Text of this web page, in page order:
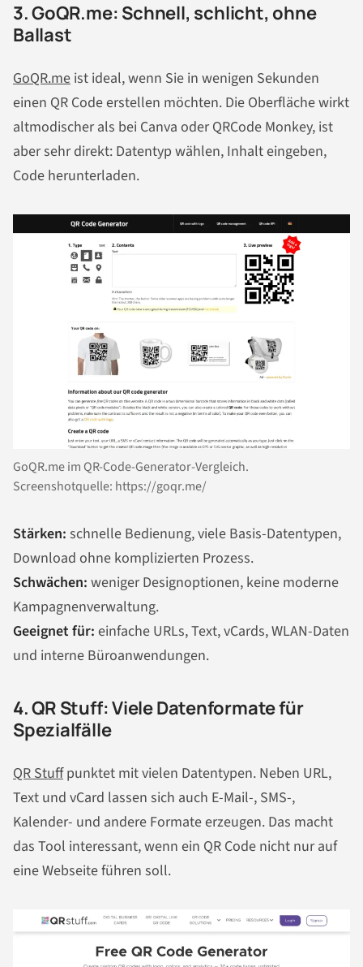
3. GoQR.me: Schnell, schlicht, ohne
Ballast
GoQR.me ist ideal, wenn Sie in wenigen Sekunden
einen QR Code erstellen möchten. Die Oberfläche wirkt
altmodischer als bei Canva oder QRCode Monkey, ist
aber sehr direkt: Datentyp wählen, Inhalt eingeben,
Code herunterladen.
GoQR.me im QR-Code-Generator-Vergleich.
Screenshotquelle: https://goqr.me/
Stärken: schnelle Bedienung, viele Basis-Datentypen,
Download ohne komplizierten Prozess.
Schwächen: weniger Designoptionen, keine moderne
Kampagnenverwaltung.
Geeignet für: einfache URLs, Text, vCards, WLAN-Daten
und interne Büroanwendungen.
4. QR Stuff: Viele Datenformate für
Spezialfälle
QR Stuffpunktet mit vielen Datentypen. Neben URL,
Text und vCard lassen sich auch E-Mail-, SMS-,
Kalender- und andere Formate erzeugen. Das macht
das Tool interessant, wenn ein QR Code nicht nur auf
eine Webseite führen soll.